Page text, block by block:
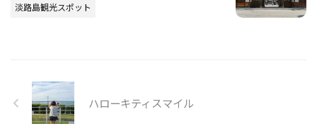
淡路島観光スポット
ハローキティスマイル